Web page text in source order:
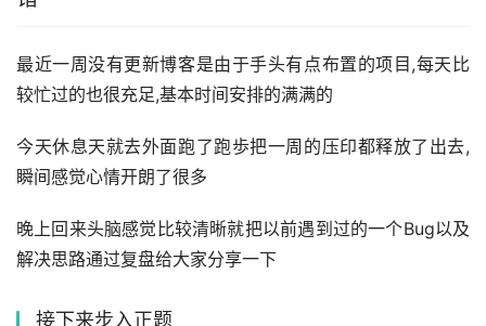
最近一周没有更新博客是由于手头有点布置的项目,每天比
较忙过的也很充足,基本时间安排的满满的
今天休息天就去外面跑了跑歩把一周的压印都释放了出去,
瞬间感觉心情开朗了很多
晚上回来头脑感觉比较清晰就把以前遇到过的一个Bug以及
解决思路通过复盘给大家分享一下
接下来步入正题